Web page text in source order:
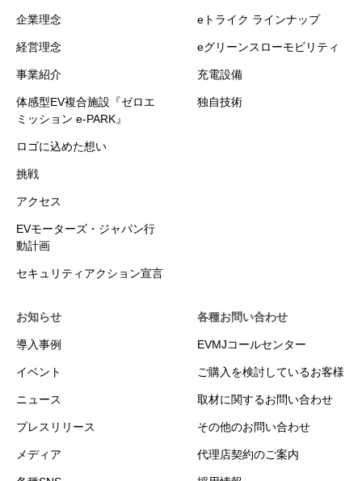
企業理念
経営理念
事業紹介
体感型EV複合施設『ゼロエ
ミッション e-PARK』
ロゴに込めた想い
挑戦
アクセス
EVモーターズ・ジャパン行
動計画
セキュリティアクション宣言
eトライク ラインナップ
eグリーンスローモビリティ
充電設備
独自技術
お知らせ
導入事例
イベント
ニュース
プレスリリース
メディア
各種お問い合わせ
EVMJコールセンター
ご購入を検討しているお客様
取材に関するお問い合わせ
その他のお問い合わせ
代理店契約のご案内